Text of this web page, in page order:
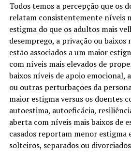
Todos temos a percepção que os
relatam consistentemente níveis
estigma do que os adultos mais
desemprego, a privação ou baixos
estão associados a um maior
com níveis mais elevados de
baixos níveis de apoio emocional,
ou outras perturbações da
maior estigma versus os doentes
autoestima, autoeficácia,
aberta com níveis mais baixos de
casados reportam menor estigma
solteiros, separados ou